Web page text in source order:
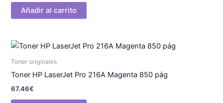
Añadir al carrito
Toner originales
Toner HP LaserJet Pro 216A Magenta 850 pág
67.46€